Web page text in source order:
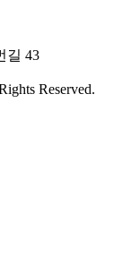
길 43
Reserved.